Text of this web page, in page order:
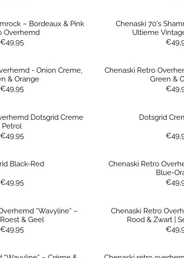
– Bordeaux & Pink
Overhemd
Prijs: 49,95
€49,95
Chenaski 70's
Ultieme
- Onion Creme,
& Orange
Prijs: 49,95
€49,95
Chenaski Retro
Green &
Dotsgrid Creme
Petrol
Prijs: 49,95
€49,95
Black-Red
Prijs: 49,95
€49,95
Chenaski Retro
Blue-
“Wavyline” –
& Geel
Prijs: 49,95
€49,95
Chenaski Retro
Rood & Zwart |